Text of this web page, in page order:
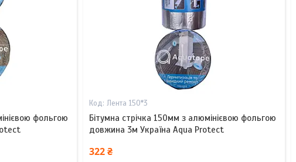
фольгою
Лента 150*3
Бітумна стрічка 150мм з алюмінієвою фольгою
довжина 3м Україна Aqua Protect
322 ₴